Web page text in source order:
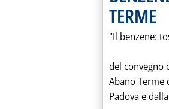
TERME
"Il benzene:
del convegno
Abano
Padova e